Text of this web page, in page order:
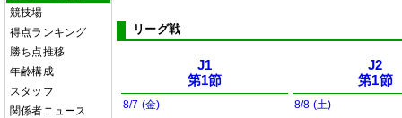
競技場
得点ランキング
勝ち点推移
年齢構成
スタッフ
関係者ニュース
リーグ戦
J1
第1節
8/7 (金)
J2
第1節
8/8 (土)